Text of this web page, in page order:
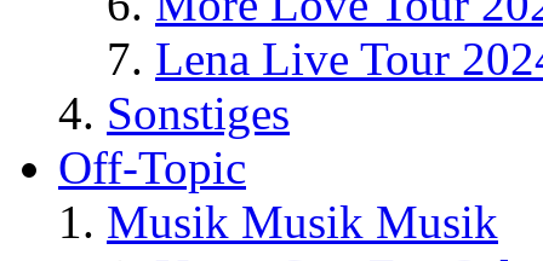
Lena Live Tour
Sonstiges
Off-Topic
Musik Musik Musik